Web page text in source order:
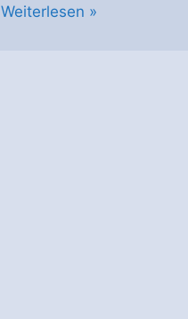
Neues
Weiterlesen »